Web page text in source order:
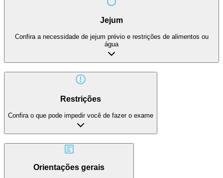
Jejum
Confira a necessidade de jejum prévio e restrições de alimentos ou
água
Restrições
Confira o que pode impedir você de fazer o exame
Orientações gerais